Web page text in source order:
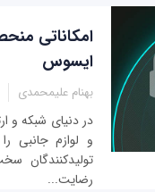
امکاناتی
ایسوس
بهنام علیمحمدی
در دنیای شبکه و
و لوازم جانبی
تولید‌کنندگان
رضایت...